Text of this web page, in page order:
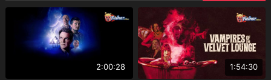
1:54:30
2:00:28